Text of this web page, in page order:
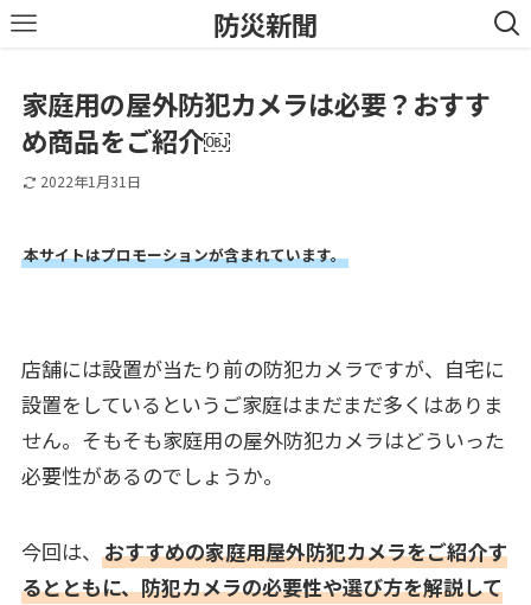
防災新聞
家庭用の屋外防犯カメラは必要？おすす
め商品をご紹介￼
2022年1月31日
本サイトはプロモーションが含まれています。
店舗には設置が当たり前の防犯カメラですが、自宅に
設置をしているというご家庭はまだまだ多くはありま
せん。そもそも家庭用の屋外防犯カメラはどういった
必要性があるのでしょうか。
今回は、 おすすめの家庭用屋外防犯カメラをご紹介す
るとともに、防犯カメラの必要性や選び方を解説して